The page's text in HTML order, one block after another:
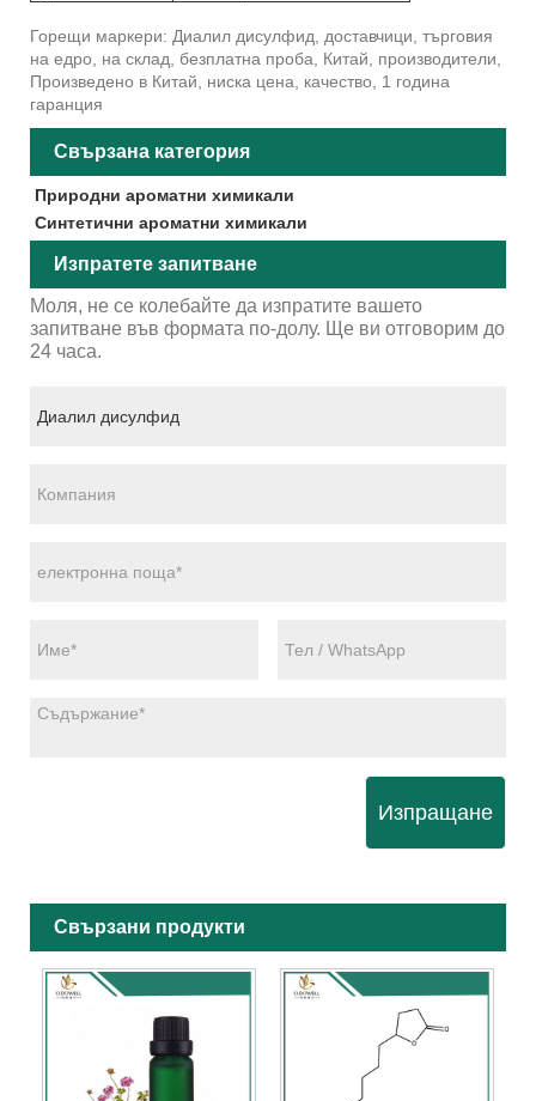
Горещи маркери: Диалил дисулфид, доставчици, търговия
на едро, на склад, безплатна проба, Китай, производители,
Произведено в Китай, ниска цена, качество, 1 година
гаранция
Свързана категория
Природни ароматни химикали
Синтетични ароматни химикали
Изпратете запитване
Моля, не се колебайте да изпратите вашето
запитване във формата по-долу. Ще ви отговорим до
24 часа.
Изпращане
Свързани продукти